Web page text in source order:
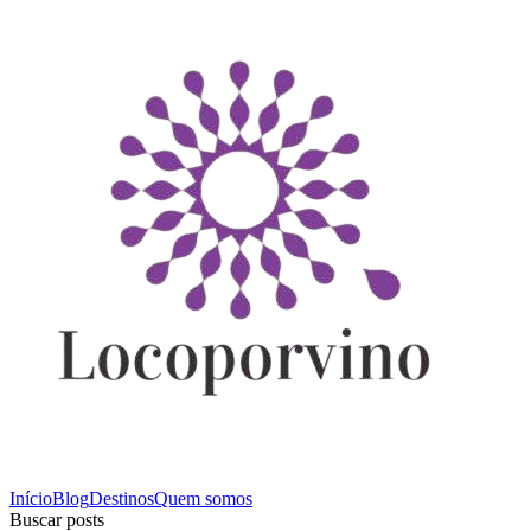
InícioBlogDestinosQuem somos
Buscar posts